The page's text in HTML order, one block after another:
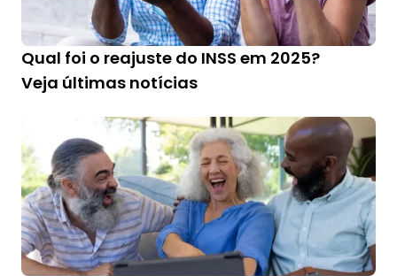
Qual foi o reajuste do INSS em 2025?
Veja últimas notícias